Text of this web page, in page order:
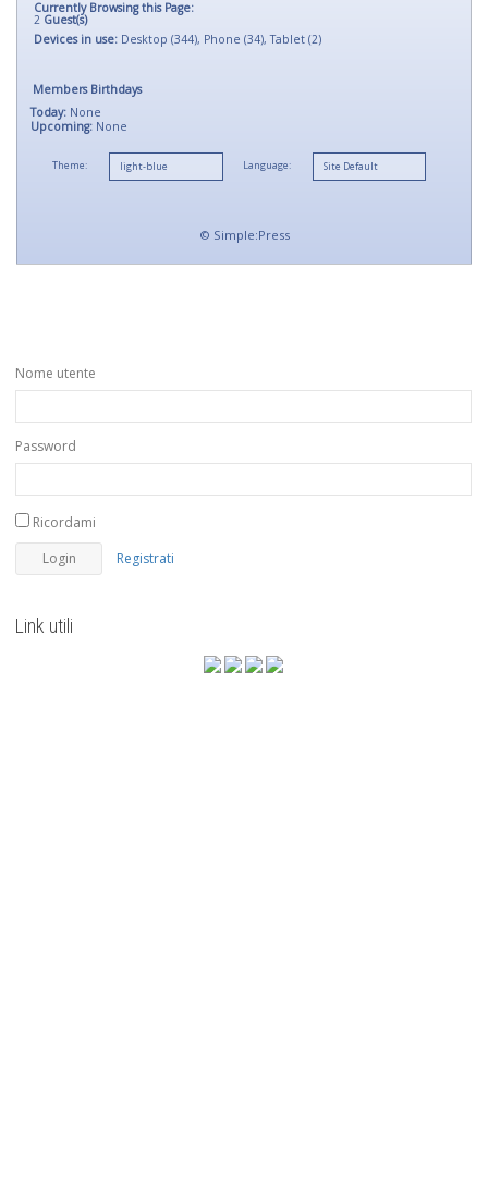
Currently Browsing this Page:
2 Guest(s)
Devices in use: Desktop (344), Phone (34), Tablet (2)
Members Birthdays
Today: None
Upcoming: None
Theme: Language:
© Simple:Press
Nome utente
Password
Ricordami
Registrati
Link utili